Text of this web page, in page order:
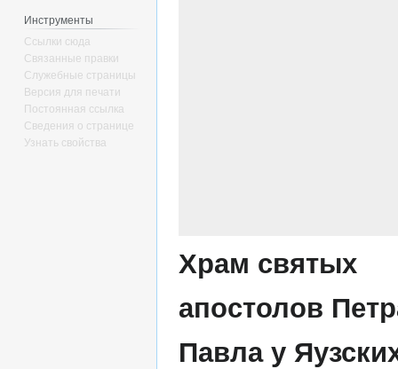
Храм святых
апостолов
Павла у
Инструменты
Ссылки сюда
Связанные правки
Служебные страницы
Версия для печати
Постоянная ссылка
Сведения о странице
Узнать свойства